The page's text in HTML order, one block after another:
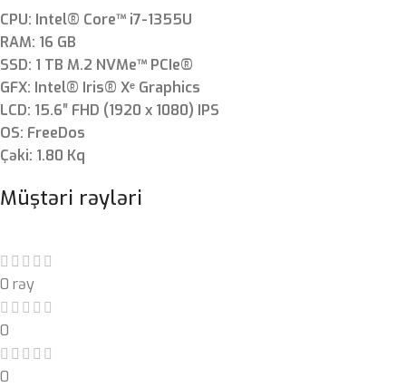
CPU: Intel® Core™ i7-1355U
RAM: 16 GB
SSD: 1 TB M.2 NVMe™ PCIe®
GFX: Intel® Iris® Xᵉ Graphics
LCD: 15.6″ FHD (1920 x 1080) IPS
OS: FreeDos
Çəki: 1.80 Kq
Müştəri rəyləri
0 rəy
0
0